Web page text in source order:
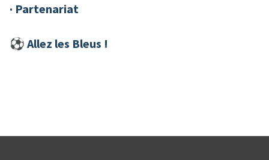
· Partenariat
⚽︎ Allez les Bleus !